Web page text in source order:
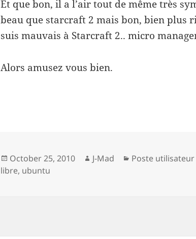
Et que bon, il a l’air tout de même très
beau que starcraft 2 mais bon, bien plus
suis mauvais à Starcraft 2.. micro
Alors amusez vous bien.
Posted
on
October 25, 2010 Author
J-Mad Categories
Poste utilisateur
libre, ubuntu